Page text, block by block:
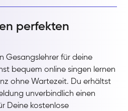
perfekten
Gesangslehrer für deine
bequem online singen lernen
ohne Wartezeit. Du erhältst
unverbindlich einen
Deine kostenlose